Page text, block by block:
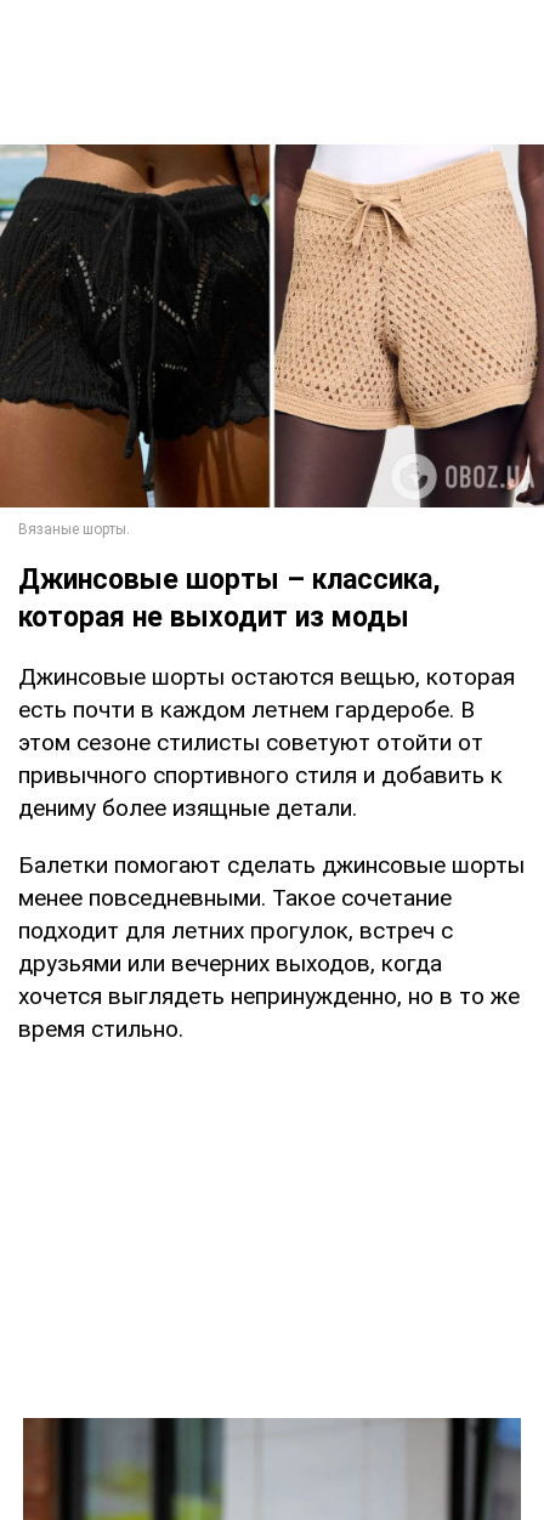
Джинсовые шорты – классика,
которая не выходит из моды
Джинсовые шорты остаются вещью, которая
есть почти в каждом летнем гардеробе. В
этом сезоне стилисты советуют отойти от
привычного спортивного стиля и добавить к
дениму более изящные детали.
Балетки помогают сделать джинсовые шорты
менее повседневными. Такое сочетание
подходит для летних прогулок, встреч с
друзьями или вечерних выходов, когда
хочется выглядеть непринужденно, но в то же
время стильно.